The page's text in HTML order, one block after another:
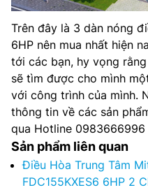
Trên đây là 3 dàn nóng
6HP nên mua nhất hiện
tới các bạn, hy vọng
sẽ tìm được cho mình
với công trình của mình.
thông tin về các sản
qua Hotline
Sản phẩm liên quan
Điều Hòa Trung Tâm
FDC155KXES6 6HP 2